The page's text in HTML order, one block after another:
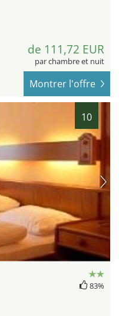
de 111,72 EUR
par chambre et nuit
Montrer l'offre
10
83%